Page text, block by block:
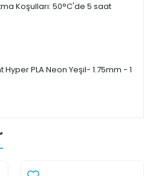
Koşulları: 50°C'de 5 saat
PLA Neon Yeşil- 1.75mm - 1